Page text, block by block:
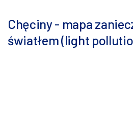
Chęciny - mapa
światłem (light